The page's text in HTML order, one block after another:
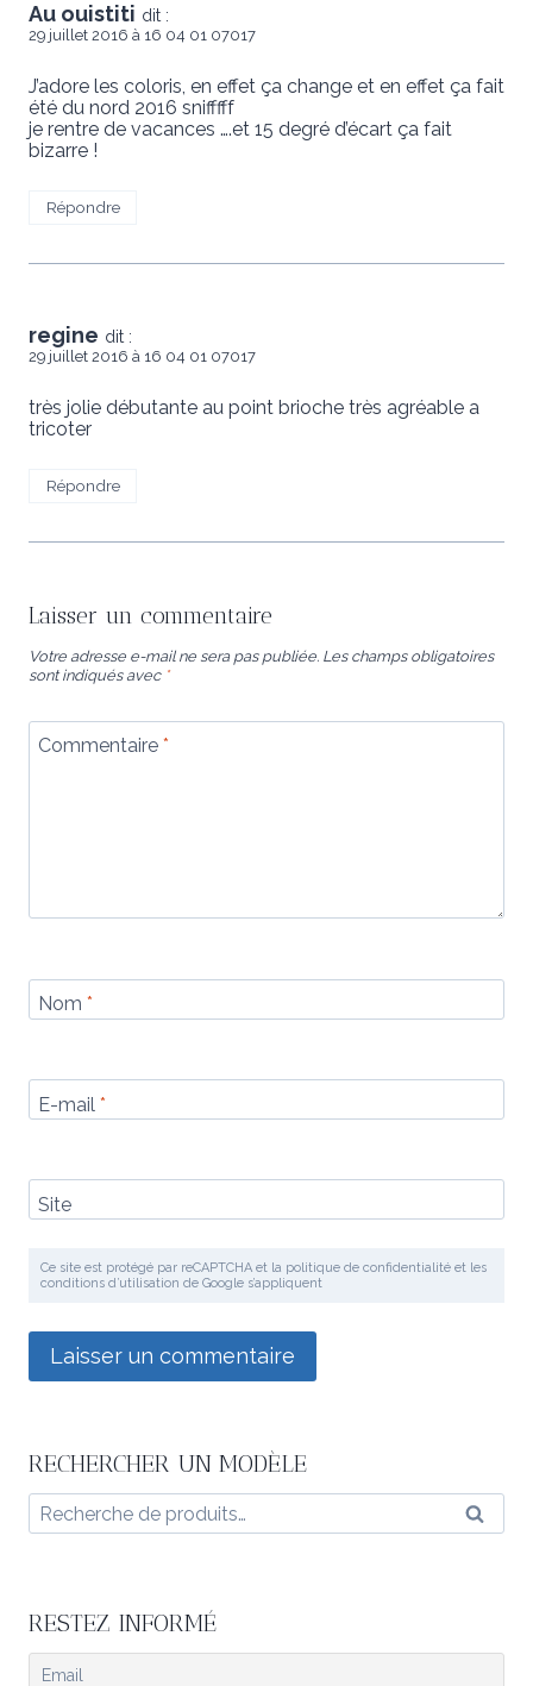
Au ouistiti dit :
29 juillet 2016 à 16 04 01 07017
J’adore les coloris, en effet ça change et en effet ça fait
été du nord 2016 snifffff
je rentre de vacances ….et 15 degré d’écart ça fait
bizarre !
Répondre
regine dit :
29 juillet 2016 à 16 04 01 07017
très jolie débutante au point brioche très agréable a
tricoter
Répondre
Laisser un commentaire
Votre adresse e-mail ne sera pas publiée. Les champs obligatoires
sont indiqués avec *
Commentaire *
Nom *
E-mail *
Site
Ce site est protégé par reCAPTCHA et la politique de confidentialité et les
conditions d’utilisation de Google s’appliquent
RECHERCHER UN MODÈLE
Recherche
pour :
RESTEZ INFORMÉ